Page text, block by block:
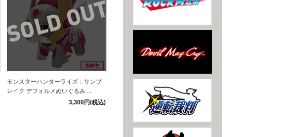
モンスターハンターライズ：サンブ
レイク デフォルメぬいぐるみ ...
3,300円(税込)